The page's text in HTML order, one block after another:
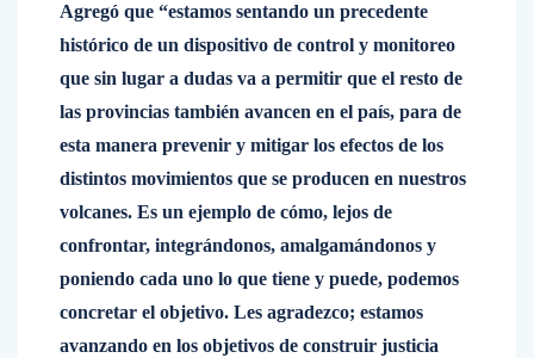
Agregó que “estamos sentando un precedente
histórico de un dispositivo de control y monitoreo
que sin lugar a dudas va a permitir que el resto de
las provincias también avancen en el país, para de
esta manera prevenir y mitigar los efectos de los
distintos movimientos que se producen en nuestros
volcanes. Es un ejemplo de cómo, lejos de
confrontar, integrándonos, amalgamándonos y
poniendo cada uno lo que tiene y puede, podemos
concretar el objetivo. Les agradezco; estamos
avanzando en los objetivos de construir justicia